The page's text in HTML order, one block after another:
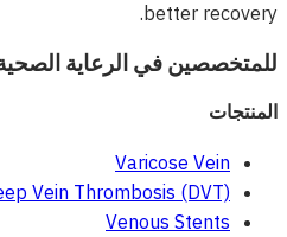
better recovery.
للمتخصصين في الرعاية
المنتجات
Varicose Vein
Vein Thrombosis (DVT)
Venous Stents